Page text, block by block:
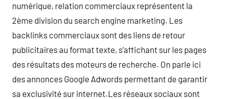
numérique, relation commerciaux représentent la
2ème division du search engine marketing. Les
backlinks commerciaux sont des liens de retour
publicitaires au format texte, s’affichant sur les pages
des résultats des moteurs de recherche. On parle ici
des annonces Google Adwords permettant de garantir
sa exclusivité sur internet.Les réseaux sociaux sont